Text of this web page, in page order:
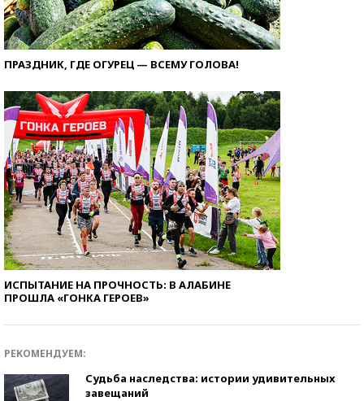
ПРАЗДНИК, ГДЕ ОГУРЕЦ — ВСЕМУ ГОЛОВА!
ИСПЫТАНИЕ НА ПРОЧНОСТЬ: В АЛАБИНЕ
ПРОШЛА «ГОНКА ГЕРОЕВ»
РЕКОМЕНДУЕМ:
Судьба наследства: истории удивительных
завещаний